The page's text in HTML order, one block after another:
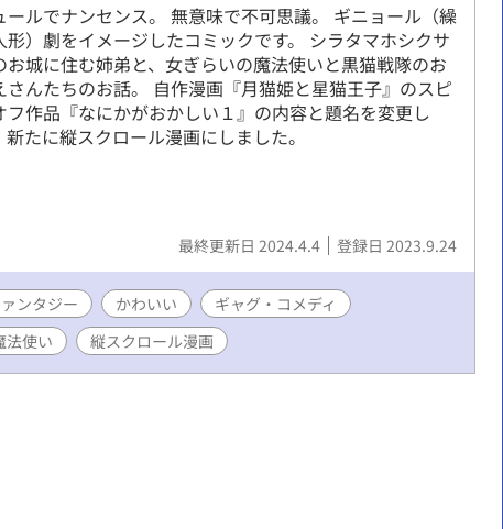
ールでナンセンス。 無意味で不可思議。 ギニョール（繰
形）劇をイメージしたコミックです。 シラタマホシクサ
お城に住む姉弟と、女ぎらいの魔法使いと黒猫戦隊のお
さんたちのお話。 自作漫画『月猫姫と星猫王子』のスピ
フ作品『なにかがおかしい１』の内容と題名を変更し
新たに縦スクロール漫画にしました。
最終更新日 2024.4.4 登録日 2023.9.24
ンタジー かわいい
ギャグ・コメディ
法使い 縦スクロール漫画